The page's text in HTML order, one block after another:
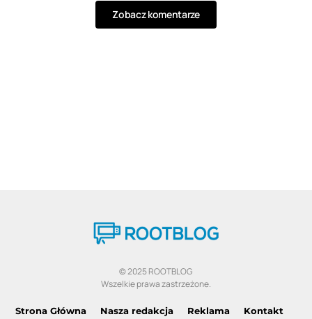
Zobacz komentarze
© 2025 ROOTBLOG
Wszelkie prawa zastrzeżone.
Strona Główna Nasza redakcja Reklama Kontakt